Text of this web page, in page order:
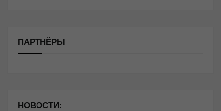
ПАРТНЁРЫ
НОВОСТИ: